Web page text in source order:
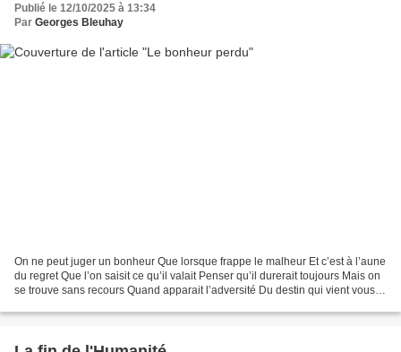
Publié le 12/10/2025 à 13:34
Par Georges Bleuhay
On ne peut juger un bonheur Que lorsque frappe le malheur Et c’est à l’aune
du regret Que l’on saisit ce qu’il valait Penser qu’il durerait toujours Mais on
se trouve sans recours Quand apparait l’adversité Du destin qui vient vous